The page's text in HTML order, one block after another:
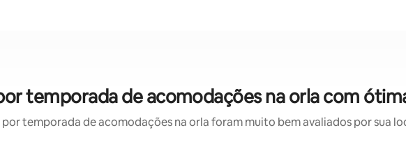
temporada de acomodações na orla com
temporada de acomodações na orla foram muito bem avaliados por sua